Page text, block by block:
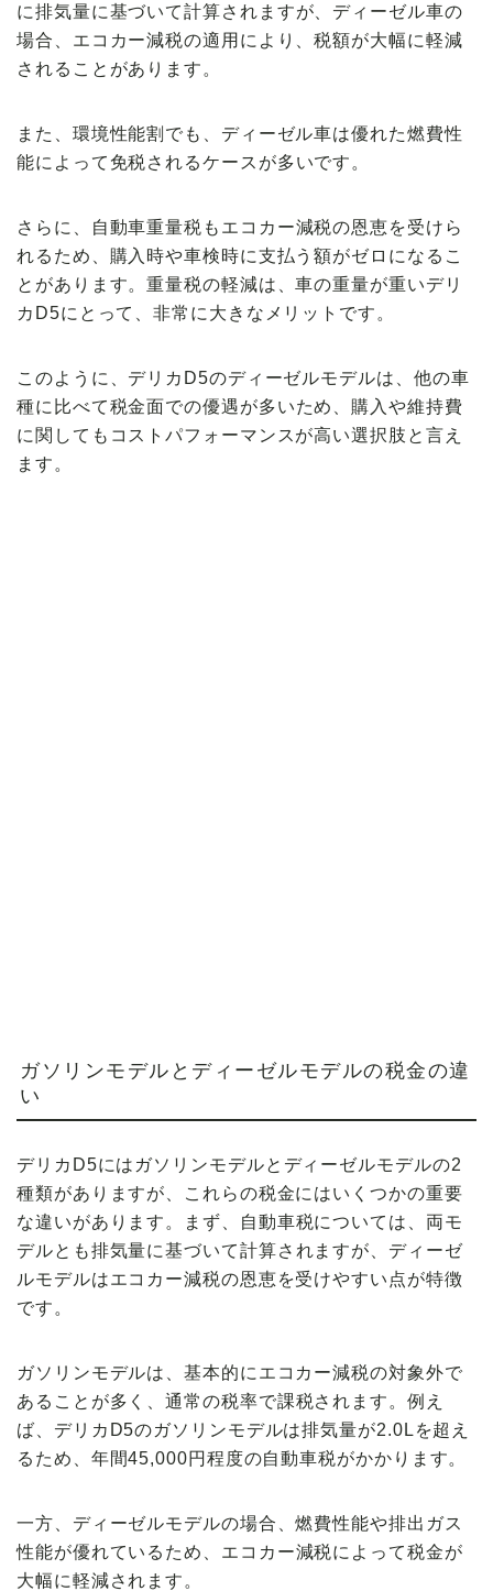
に排気量に基づいて計算されますが、ディーゼル車の
場合、エコカー減税の適用により、税額が大幅に軽減
されることがあります。
また、環境性能割でも、ディーゼル車は優れた燃費性
能によって 免税されるケースが多いです。
さらに、 自動車重量税 もエコカー減税の恩恵を受けら
れるため、購入時や車検時に支払う額がゼロ になるこ
とがあります。重量税の軽減は、車の重量が重いデリ
カD5にとって、非常に大きなメリットです。
このように、デリカD5のディーゼルモデルは、他の車
種に比べて税金面での優遇が多いため、購入や維持費
に関してもコストパフォーマンスが高い選択肢と言え
ます。
ガソリンモデルとディーゼルモデルの税金の違
い
デリカD5には ガソリンモデルと ディーゼルモデルの2
種類がありますが、これらの税金にはいくつかの重要
な違いがあります。まず、自動車税については、両モ
デルとも排気量に基づいて計算されますが、ディーゼ
ルモデルはエコカー減税の恩恵を受けやすい点が特徴
です。
ガソリンモデルは、基本的にエコカー減税の対象外で
あることが多く、通常の税率で課税されます。例え
ば、デリカD5のガソリンモデルは排気量が2.0Lを超え
るため、年間45,000円程度の自動車税がかかります。
一方、ディーゼルモデルの場合、燃費性能や排出ガス
性能が優れているため、 エコカー減税によって税金が
大幅に軽減されます。